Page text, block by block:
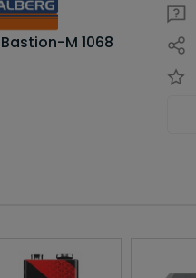
Bastion-M 1068